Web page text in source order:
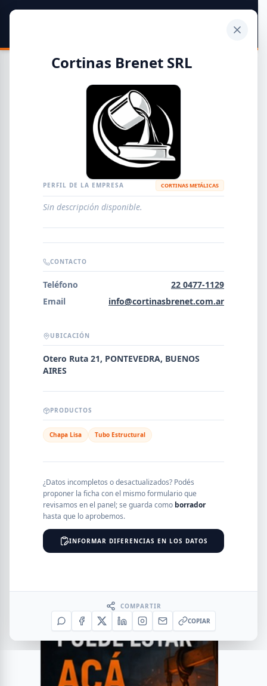
Guía de Empresas Metalúrgicas y Siderúrgicas
METALÚRGICAS
EMPRESAS AGREGAR EMPRESA
Error al cargar empresas.
SEGMENTO
PROVINCIA
Cortinas Brenet SRL
PERFIL DE LA EMPRESA CORTINAS METÁLICAS
Sin descripción disponible.
CONTACTO
Teléfono
22 0477-1129
Email
info@cortinasbrenet.com.ar
UBICACIÓN
Otero Ruta 21, PONTEVEDRA, BUENOS
AIRES
PRODUCTOS
Chapa Lisa Tubo Estructural
¿Datos incompletos o desactualizados? Podés
proponer la ficha con el mismo formulario que
revisamos en el panel; se guarda como borrador
hasta que lo aprobemos.
INFORMAR DIFERENCIAS EN LOS DATOS
COMPARTIR
COPIAR